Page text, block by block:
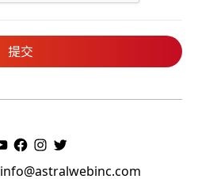
info@astralwebinc.com